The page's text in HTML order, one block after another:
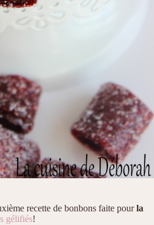
recette de bonbons faite pourla
gélifiés!